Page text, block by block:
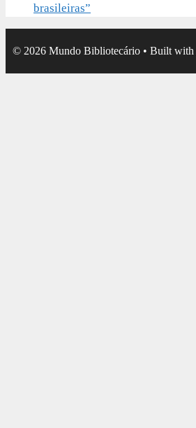
brasileiras”
© 2026 Mundo Bibliotecário • Built with